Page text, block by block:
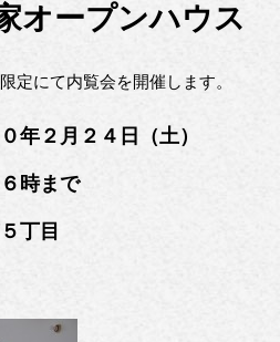
オープンハウス
定にて内覧会を開催します。
年２月２４日（土）
時まで
丁目